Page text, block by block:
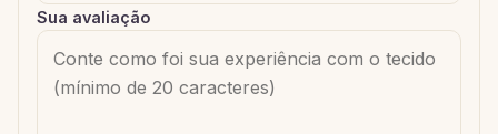
Sua avaliação